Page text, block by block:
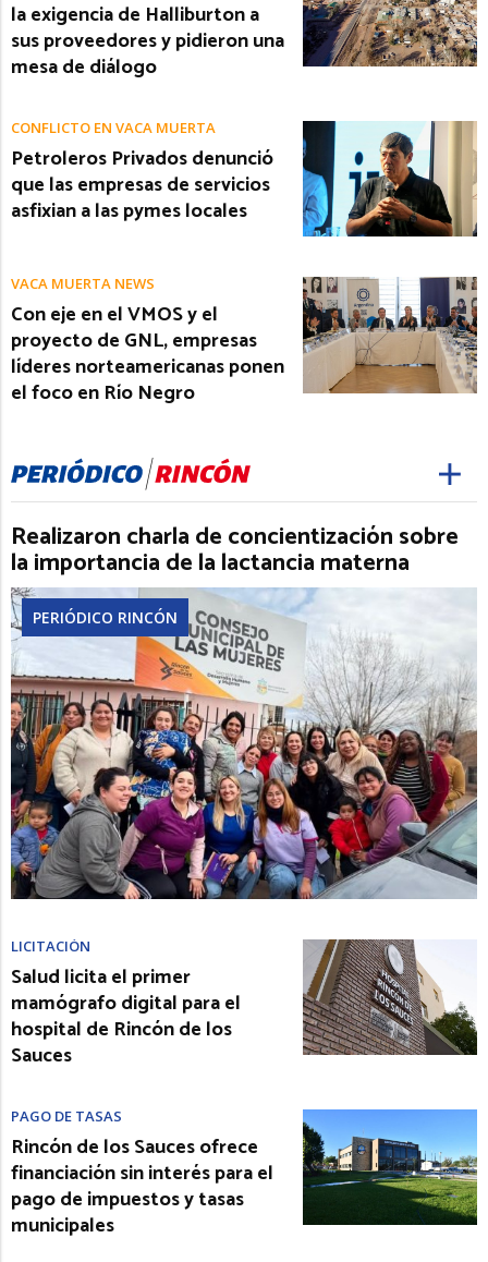
la exigencia de Halliburton a
sus proveedores y pidieron una
mesa de diálogo
CONFLICTO EN VACA MUERTA
Petroleros Privados denunció
que las empresas de servicios
asfixian a las pymes locales
VACA MUERTA NEWS
Con eje en el VMOS y el
proyecto de GNL, empresas
líderes norteamericanas ponen
el foco en Río Negro
Realizaron charla de concientización sobre
la importancia de la lactancia materna
PERIÓDICO RINCÓN
LICITACIÓN
Salud licita el primer
mamógrafo digital para el
hospital de Rincón de los
Sauces
PAGO DE TASAS
Rincón de los Sauces ofrece
financiación sin interés para el
pago de impuestos y tasas
municipales